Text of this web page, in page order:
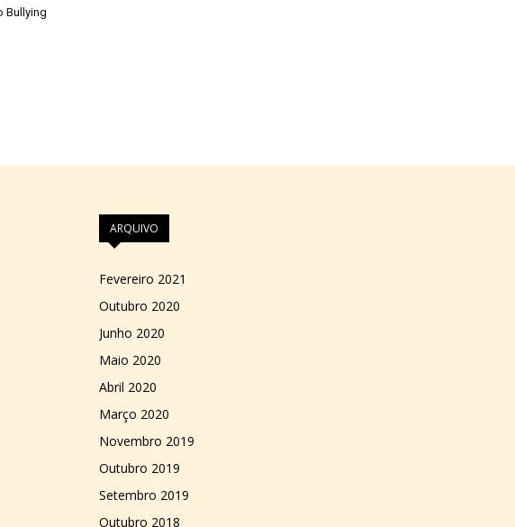
Bullying
ARQUIVO
Fevereiro 2021
Outubro 2020
Junho 2020
Maio 2020
Abril 2020
Março 2020
Novembro 2019
Outubro 2019
Setembro 2019
Outubro 2018